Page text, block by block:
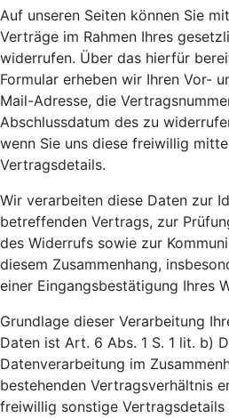
Auf unseren Seiten können Sie
Verträge im Rahmen Ihres
widerrufen. Über das hierfür
Formular erheben wir Ihren Vor-
Mail-Adresse, die
Abschlussdatum des zu
wenn Sie uns diese freiwillig
Vertragsdetails.
Wir verarbeiten diese Daten zur
betreffenden Vertrags, zur
des Widerrufs sowie zur
diesem Zusammenhang,
einer Eingangsbestätigung Ihres
Grundlage dieser Verarbeitung
Daten ist Art. 6 Abs. 1 S. 1 lit. b)
Datenverarbeitung im
bestehenden Vertragsverhältnis
freiwillig sonstige